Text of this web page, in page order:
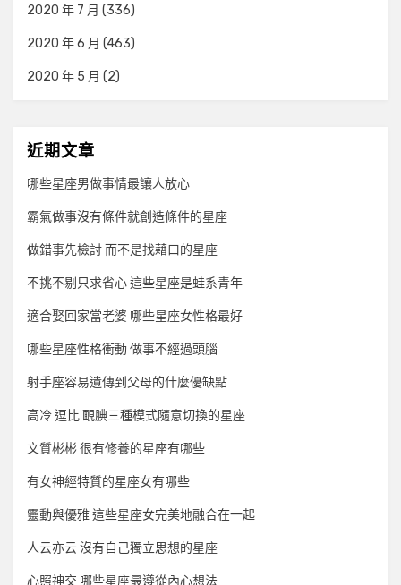
2020 年 7 月 (336)
2020 年 6 月 (463)
2020 年 5 月 (2)
近期文章
哪些星座男做事情最讓人放心
霸氣做事沒有條件就創造條件的星座
做錯事先檢討 而不是找藉口的星座
不挑不剔只求省心 這些星座是蛙系青年
適合娶回家當老婆 哪些星座女性格最好
哪些星座性格衝動 做事不經過頭腦
射手座容易遺傳到父母的什麼優缺點
高冷 逗比 靦腆三種模式隨意切換的星座
文質彬彬 很有修養的星座有哪些
有女神經特質的星座女有哪些
靈動與優雅 這些星座女完美地融合在一起
人云亦云 沒有自己獨立思想的星座
心照神交 哪些星座最遵從內心想法